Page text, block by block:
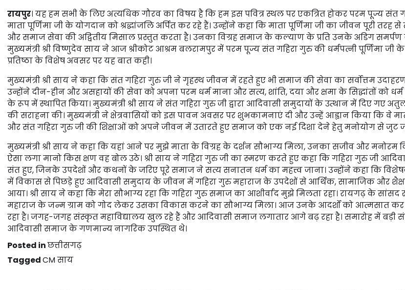
रायपुर। यह हम सभी के लिए अत्यधिक गौरव का विषय है कि हम इस पवित्र स्थल पर एकत्रित होकर परम पूज्य संत
माता पूर्णिमा जी के योगदान को श्रद्धांजलि अर्पित कर रहे हैं। उन्होंने कहा कि माता पूर्णिमा जी का जीवन पूरी तरह से
और समाज सेवा की अद्वितीय मिसाल प्रस्तुत करता है। उनका विग्रह समाज के कल्याण के प्रति उनके अडिग समर्पण
मुख्यमंत्री श्री विष्णुदेव साय ने आज श्रीकोट आश्रम बलरामपुर में परम पूज्य संत गहिरा गुरु की धर्मपत्नी पूर्णिमा जी के
प्रतिष्ठा के विशेष अवसर पर यह बात कही।
मुख्यमंत्री श्री साय ने कहा कि संत गहिरा गुरु जी ने गृहस्थ जीवन में रहते हुए भी समाज की सेवा का सर्वोत्तम उदाहरण
उन्होंने दीन-हीन और असहायों की सेवा को अपना परम धर्म माना और सत्य, शांति, दया और क्षमा के सिद्धांतों को
के रूप में स्थापित किया। मुख्यमंत्री श्री साय ने संत गहिरा गुरु जी द्वारा आदिवासी समुदायों के उत्थान में दिए गए
की सराहना की। मुख्यमंत्री ने क्षेत्रवासियों को इस पावन अवसर पर शुभकामनाएं दी और उन्हें आह्वान किया कि वे
और संत गहिरा गुरु जी की शिक्षाओं को अपने जीवन में उतारते हुए समाज को एक नई दिशा देने हेतु मनोयोग से जुट
मुख्यमंत्री श्री साय ने कहा कि यहां आने पर मुझे माता के विग्रह के दर्शन सौभाग्य मिला, उनका सजीव और मनोरम
ऐसा लगा मानो किस क्षण वह बोल उठे। श्री साय ने गहिरा गुरु जी का स्मरण करते हुए कहा कि गहिरा गुरु जी
संत हुए, जिनके उपदेशों और कथनों के जरिए पूरे समाज ने सत्य सनातन धर्म का महत्त्व जाना। उन्होंने कहा कि विशेषकर
में विकास से पिछड़े हुए आदिवासी समुदाय के जीवन में गहिरा गुरु महाराज के उपदेशों से आर्थिक, सामाजिक और
आया। श्री साय ने कहा कि मेरा सौभाग्य रहा कि गहिरा गुरु समाज का आशीर्वाद मुझे मिलता रहा। रायगढ़ के सांसद
महाराज के जन्म ग्राम को गोद लेकर उसका विकास करने का सौभाग्य मिला। आज उनके आदर्शों को आत्मसात
रहा है। जगह-जगह संस्कृत महाविद्यालय खुल रहे हैं और आदिवासी समाज लगातार आगे बढ़ रहा है। समारोह में बड़ी
आदिवासी समाज के गणमान्य नागरिक उपस्थित थे।
Posted inछत्तीसगढ़
TaggedCM साय